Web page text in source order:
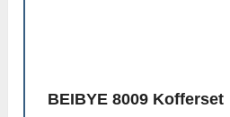
BEIBYE 8009 Kofferset